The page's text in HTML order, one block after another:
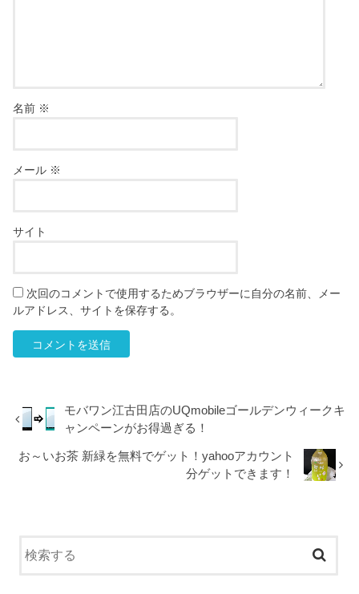
名前 ※
メール ※
サイト
次回のコメントで使用するためブラウザーに自分の名前、メー
ルアドレス、サイトを保存する。
モバワン江古田店のUQmobileゴールデンウィークキ
ャンペーンがお得過ぎる！
お～いお茶 新緑を無料でゲット！yahooアカウント
分ゲットできます！